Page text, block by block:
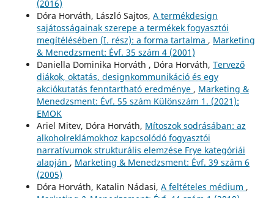
(2016)
Dóra Horváth, László Sajtos, A termékdesign
sajátosságainak szerepe a termékek fogyasztói
megítélésében (I. rész): a forma tartalma , Marketing
& Menedzsment: Évf. 35 szám 4 (2001)
Daniella Dominika Horváth , Dóra Horváth, Tervező
diákok, oktatás, designkommunikáció és egy
akciókutatás fenntartható eredménye , Marketing &
Menedzsment: Évf. 55 szám Különszám 1. (2021):
EMOK
Ariel Mitev, Dóra Horváth, Mítoszok sodrásában: az
alkoholreklámokhoz kapcsolódó fogyasztói
narratívumok strukturális elemzése Frye kategóriái
alapján , Marketing & Menedzsment: Évf. 39 szám 6
(2005)
Dóra Horváth, Katalin Nádasi, A feltételes médium ,